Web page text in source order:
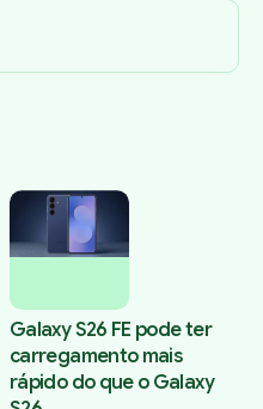
Galaxy S26 FE pode ter
carregamento mais
rápido do que o Galaxy